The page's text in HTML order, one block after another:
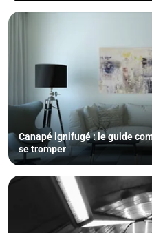
Canapé ignifugé : le guide
se tromper